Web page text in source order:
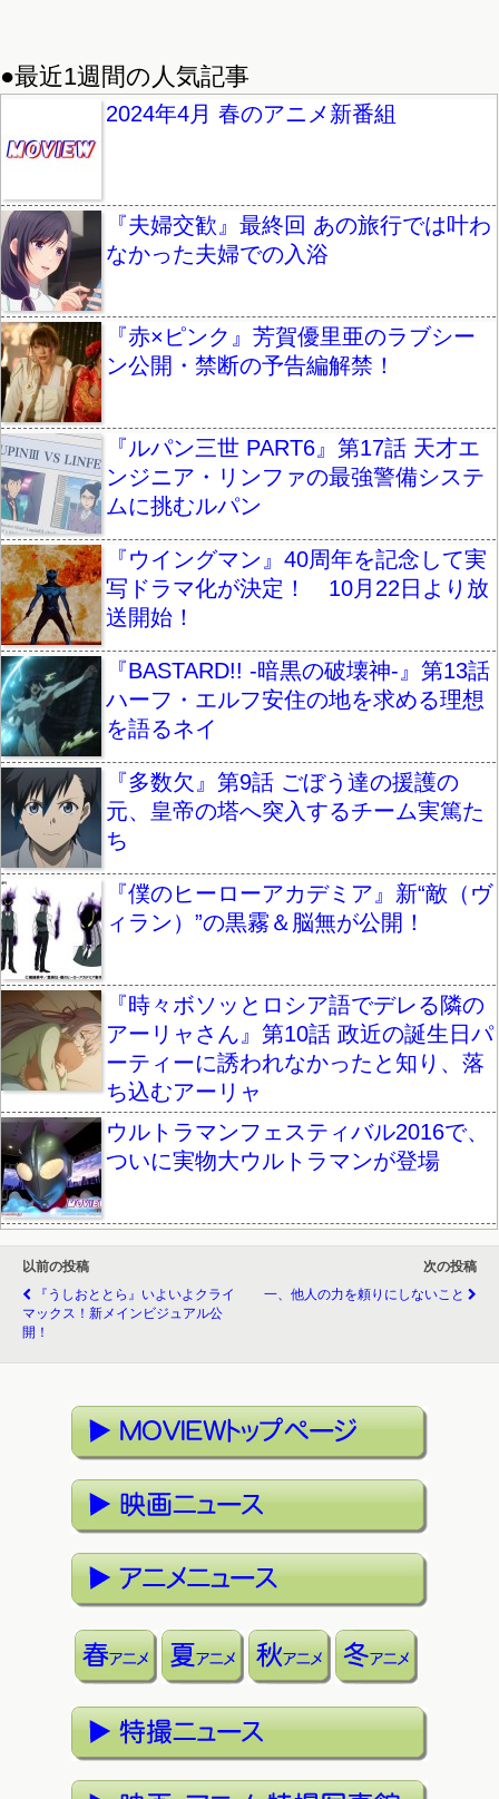
●最近1週間の人気記事
2024年4月 春のアニメ新番組
『夫婦交歓』最終回 あの旅行では叶わ
なかった夫婦での入浴
『赤×ピンク』芳賀優里亜のラブシー
ン公開・禁断の予告編解禁！
『ルパン三世 PART6』第17話 天才エ
ンジニア・リンファの最強警備システ
ムに挑むルパン
『ウイングマン』40周年を記念して実
写ドラマ化が決定！ 10月22日より放
送開始！
『BASTARD!! -暗黒の破壊神-』第13話
ハーフ・エルフ安住の地を求める理想
を語るネイ
『多数欠』第9話 ごぼう達の援護の
元、皇帝の塔へ突入するチーム実篤た
ち
『僕のヒーローアカデミア』新“敵（ヴ
ィラン）”の黒霧＆脳無が公開！
『時々ボソッとロシア語でデレる隣の
アーリャさん』第10話 政近の誕生日パ
ーティーに誘われなかったと知り、落
ち込むアーリャ
ウルトラマンフェスティバル2016で、
ついに実物大ウルトラマンが登場
以前の投稿
『うしおととら』いよいよクライ
マックス！新メインビジュアル公
開！
次の投稿
一、他人の力を頼りにしないこと